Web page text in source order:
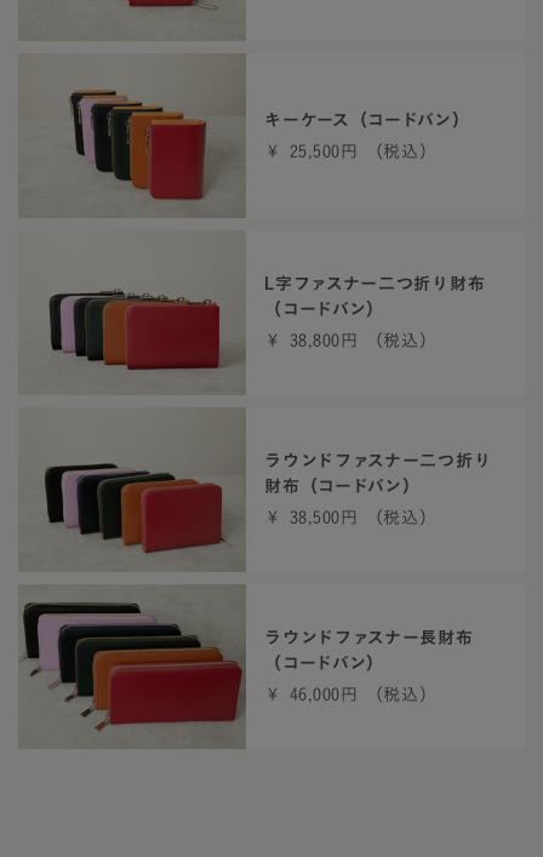
キーケース（コードバン）
￥ 25,500円 （税込）
L字ファスナー二つ折り財布
（コードバン）
￥ 38,800円 （税込）
ラウンドファスナー二つ折り
財布（コードバン）
￥ 38,500円 （税込）
ラウンドファスナー長財布
（コードバン）
￥ 46,000円 （税込）